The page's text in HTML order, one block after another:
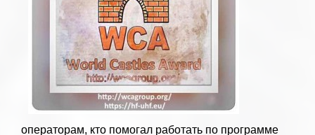
операторам, кто помогал работать по программе